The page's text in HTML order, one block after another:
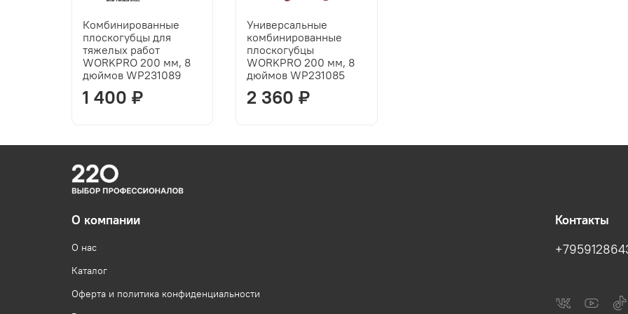
Комбинированные
плоскогубцы для
тяжелых работ
WORKPRO 200 мм, 8
дюймов WP231089
1 400 ₽
Универсальные
комбинированные
плоскогубцы
WORKPRO 200 мм, 8
дюймов WP231085
2 360 ₽
О компании
О нас
Каталог
Оферта и политика конфиденциальности
Контакты